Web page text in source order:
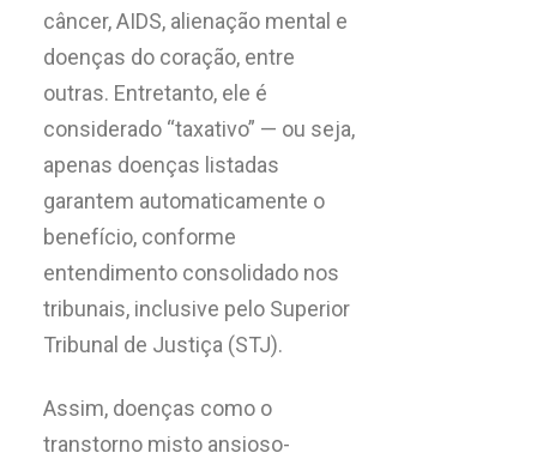
câncer, AIDS, alienação mental e
doenças do coração, entre
outras. Entretanto, ele é
considerado “taxativo” — ou seja,
apenas doenças listadas
garantem automaticamente o
benefício, conforme
entendimento consolidado nos
tribunais, inclusive pelo Superior
Tribunal de Justiça (STJ).
Assim, doenças como o
transtorno misto ansioso-